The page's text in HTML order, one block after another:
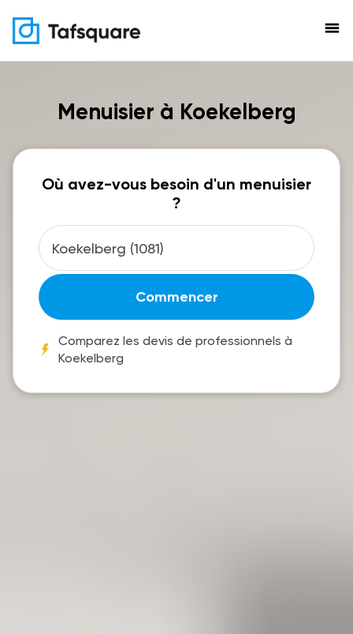
menu
Menuisier à Koekelberg
Où avez-vous besoin d'un menuisier
?
Commencer
Comparez les devis de professionnels à
Koekelberg